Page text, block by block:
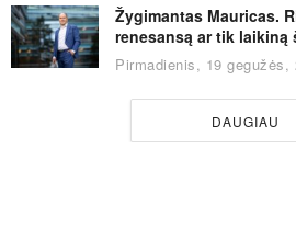
Žygimantas Mauricas.
renesansą ar tik laikiną
Pirmadienis, 19 gegužės,
DAUGIAU